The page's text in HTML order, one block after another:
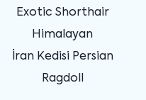
Exotic Shorthair
Himalayan
İran Kedisi Persian
Ragdoll